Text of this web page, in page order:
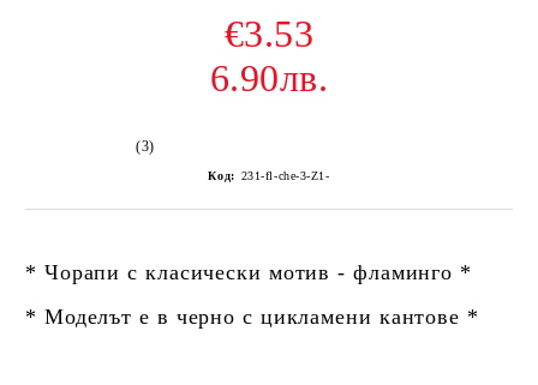
€3.53
6.90лв.
(3)
Код: 231-fl-che-3-Z1-
* Чорапи с класически мотив - фламинго *
* Моделът е в черно с цикламени кантове *